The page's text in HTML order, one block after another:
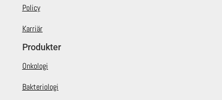
Policy
Karriär
Produkter
Onkologi
Bakteriologi